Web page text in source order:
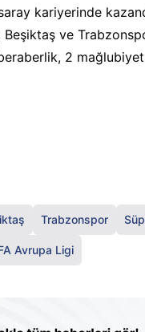
kariyerinde
Beşiktaş ve
2 mağlubiyet
Trabzonspor
Avrupa Ligi